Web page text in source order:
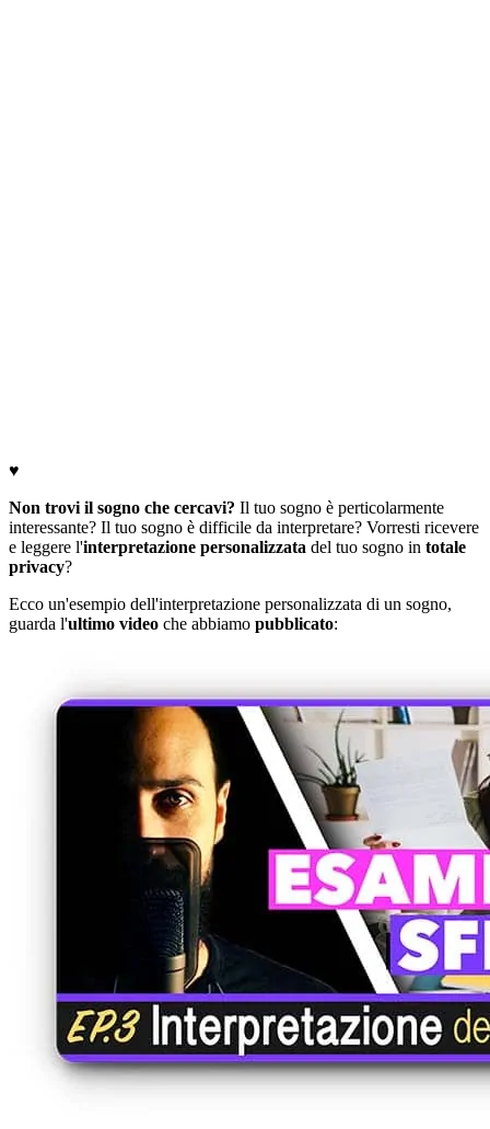
♥
Non trovi il sogno che cercavi? Il tuo sogno è perticolarmente
interessante? Il tuo sogno è difficile da interpretare? Vorresti ricevere
e leggere l'interpretazione personalizzata del tuo sogno in totale
privacy?
Ecco un'esempio dell'interpretazione personalizzata di un sogno,
guarda l'ultimo video che abbiamo pubblicato: